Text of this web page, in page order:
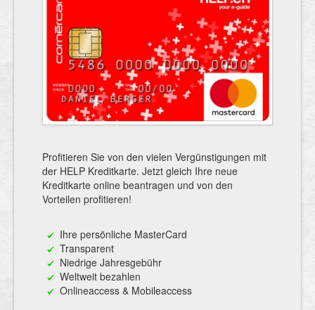
Profitieren Sie von den vielen Vergünstigungen mit
der HELP Kreditkarte. Jetzt gleich Ihre neue
Kreditkarte online beantragen und von den
Vorteilen profitieren!
Ihre persönliche MasterCard
Transparent
Niedrige Jahresgebühr
Weltweit bezahlen
Onlineaccess & Mobileaccess